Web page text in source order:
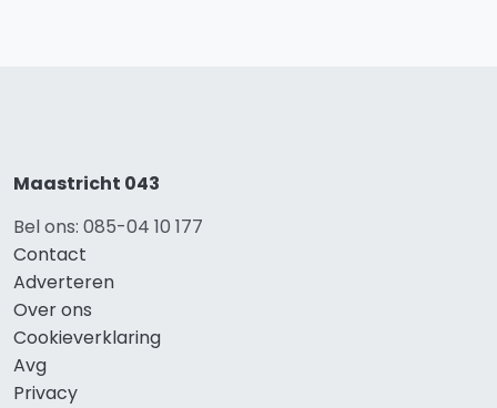
Maastricht 043
Bel ons: 085-04 10 177
Contact
Adverteren
Over ons
Cookieverklaring
Avg
Privacy